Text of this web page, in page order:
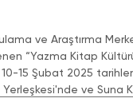
ve Araştırma
“Yazma Kitap
10-15 Şubat 2025
ve Suna